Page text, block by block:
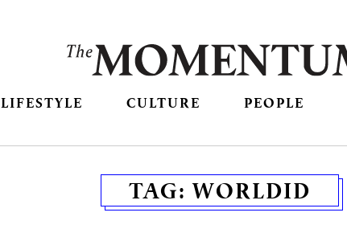
LIFESTYLE CULTURE PEOPLE
TAG:WORLDID